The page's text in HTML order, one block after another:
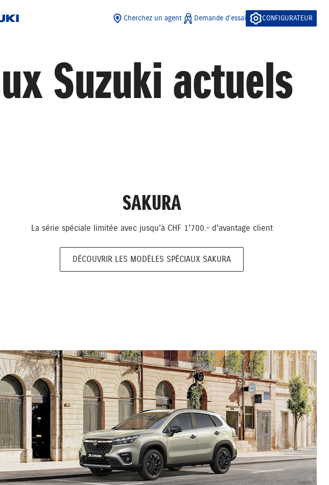
Cherchez un agent Demande d'essai CONFIGURATEUR
Suzuki actuels
SAKURA
La série spéciale limitée avec jusqu'à CHF 1'700.– d'avantage client
DÉCOUVRIR LES MODÈLES SPÉCIAUX SAKURA